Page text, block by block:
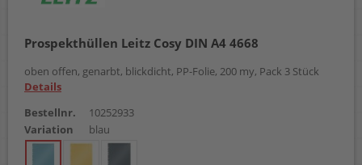
Prospekthüllen Leitz Cosy DIN A4 4668
oben offen, genarbt, blickdicht, PP-Folie, 200 my, Pack 3 Stück
Details
Bestellnr.
10252933
Variation
blau